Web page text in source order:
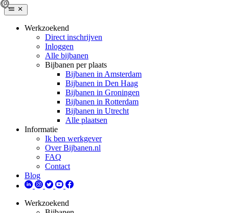
Werkzoekend
Direct inschrijven
Inloggen
Alle bijbanen
Bijbanen per plaats
Bijbanen in Amsterdam
Bijbanen in Den Haag
Bijbanen in Groningen
Bijbanen in Rotterdam
Bijbanen in Utrecht
Alle plaatsen
Informatie
Ik ben werkgever
Over Bijbanen.nl
FAQ
Contact
Blog
Werkzoekend